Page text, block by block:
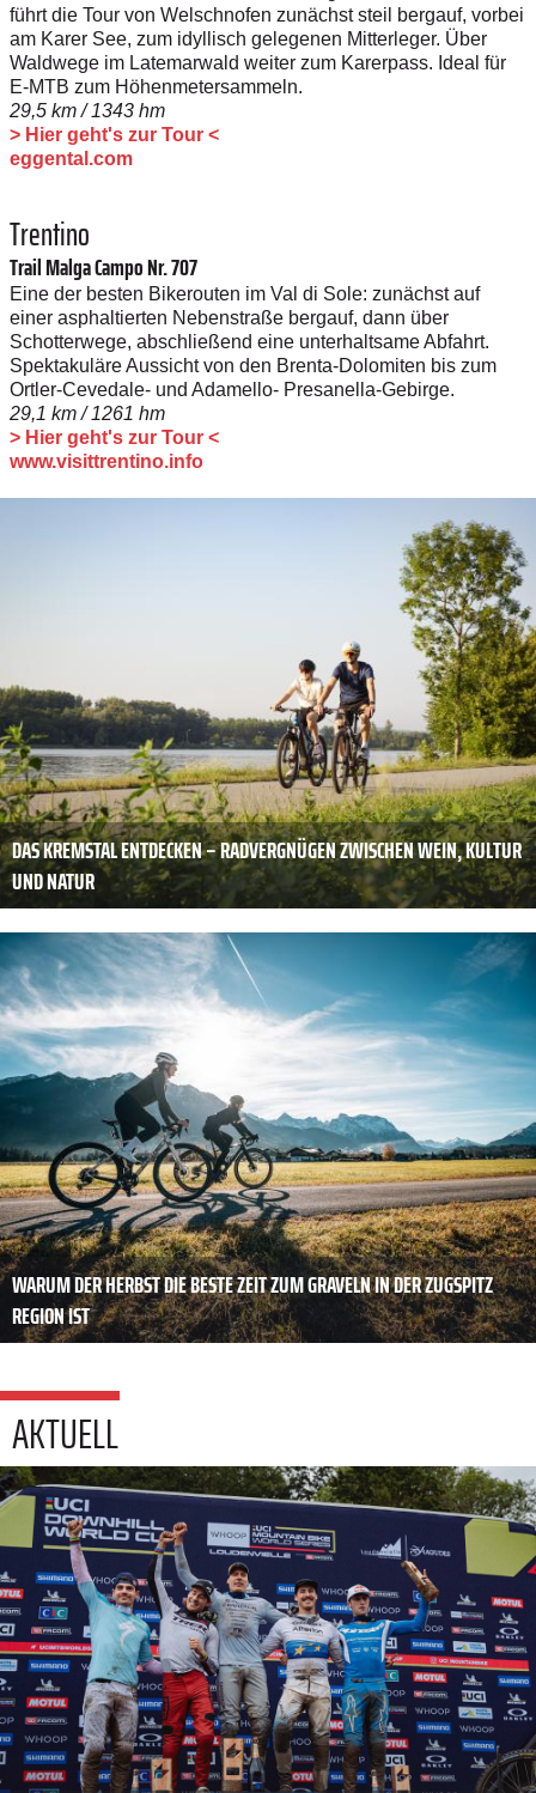
führt die Tour von Welschnofen zunächst steil bergauf, vorbei
am Karer See, zum idyllisch gelegenen Mitterleger. Über
Waldwege im Latemarwald weiter zum Karerpass. Ideal für
E‑MTB zum Höhenmetersammeln.
29,5 km / 1343 hm
> Hier geht's zur Tour <
eggental.com
Trentino
Trail Malga Campo Nr. 707
Eine der besten Bikerouten im Val di Sole: zunächst auf
einer asphaltierten Nebenstraße bergauf, dann über
Schotterwege, abschließend eine unterhaltsame Abfahrt.
Spektakuläre Aussicht von den Brenta-Dolomiten bis zum
Ortler-Cevedale- und Adamello- Presanella-Gebirge.
29,1 km / 1261 hm
> Hier geht's zur Tour <
www.visittrentino.info
DAS KREMSTAL ENTDECKEN – RADVERGNÜGEN ZWISCHEN WEIN, KULTUR
UND NATUR
WARUM DER HERBST DIE BESTE ZEIT ZUM GRAVELN IN DER ZUGSPITZ
REGION IST
AKTUELL